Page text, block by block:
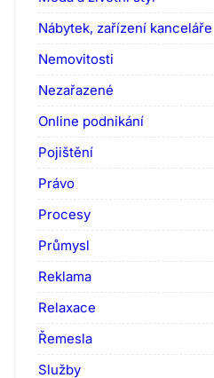
Nábytek, zařízení kanceláře
Nemovitosti
Nezařazené
Online podnikání
Pojištění
Právo
Procesy
Průmysl
Reklama
Relaxace
Řemesla
Služby